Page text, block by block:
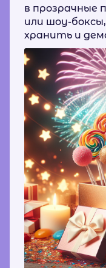
в прозрачные
или шоу-
хранить и